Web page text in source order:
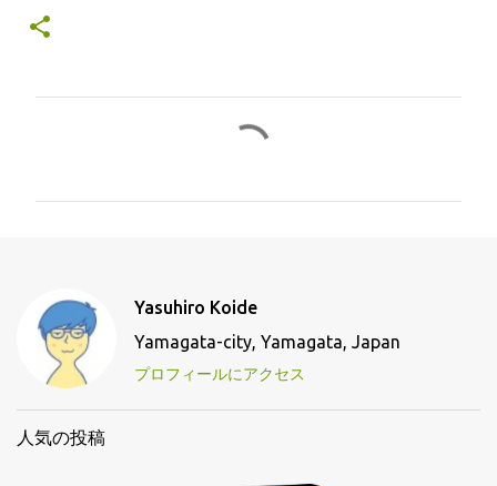
Yasuhiro Koide
Yamagata-city, Yamagata, Japan
プロフィールにアクセス
人気の投稿